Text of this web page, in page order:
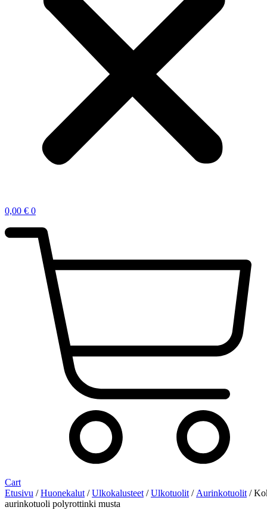
0,00 € 0
Cart
Etusivu /Huonekalut /Ulkokalusteet /Ulkotuolit / Aurinkotuolit /
aurinkotuoli polyrottinki musta